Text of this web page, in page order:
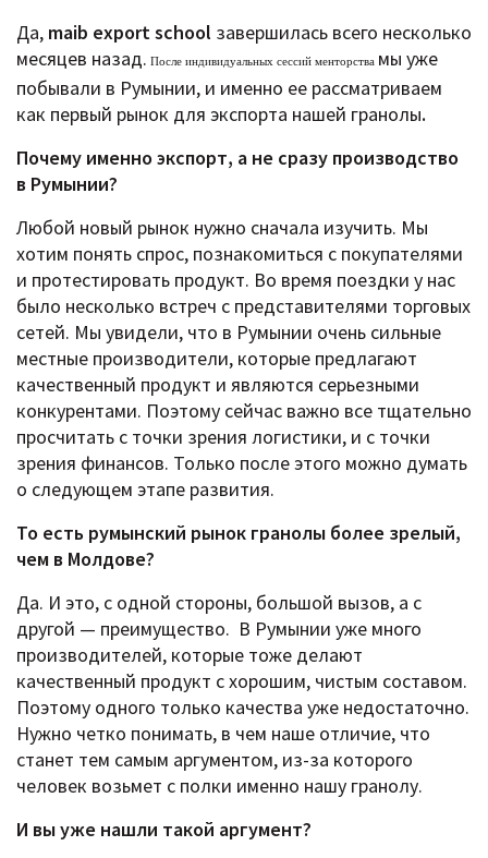
Да, maib export school завершилась всего несколько
месяцев назад. После индивидуальных сессий менторства мы уже
побывали в Румынии, и именно ее рассматриваем
как первый рынок для экспорта нашей гранолы.
Почему именно экспорт, а не сразу производство
в Румынии?
Любой новый рынок нужно сначала изучить. Мы
хотим понять спрос, познакомиться с покупателями
и протестировать продукт. Во время поездки у нас
было несколько встреч с представителями торговых
сетей. Мы увидели, что в Румынии очень сильные
местные производители, которые предлагают
качественный продукт и являются серьезными
конкурентами. Поэтому сейчас важно все тщательно
просчитать с точки зрения логистики, и с точки
зрения финансов. Только после этого можно думать
о следующем этапе развития.
То есть румынский рынок гранолы более зрелый,
чем в Молдове?
Да. И это, с одной стороны, большой вызов, а с
другой — преимущество. В Румынии уже много
производителей, которые тоже делают
качественный продукт с хорошим, чистым составом.
Поэтому одного только качества уже недостаточно.
Нужно четко понимать, в чем наше отличие, что
станет тем самым аргументом, из-за которого
человек возьмет с полки именно нашу гранолу.
И вы уже нашли такой аргумент?